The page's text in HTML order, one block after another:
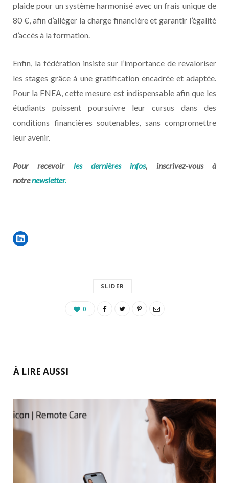
plaide pour un système harmonisé avec un frais unique de
80 €, afin d’alléger la charge financière et garantir l’égalité
d’accès à la formation.
Enfin, la fédération insiste sur l’importance de revaloriser
les stages grâce à une gratification encadrée et adaptée.
Pour la FNEA, cette mesure est indispensable afin que les
étudiants puissent poursuivre leur cursus dans des
conditions financières soutenables, sans compromettre
leur avenir.
Pour recevoir les dernières infos, inscrivez-vous à
notrenewsletter.
SLIDER
0
À LIRE AUSSI